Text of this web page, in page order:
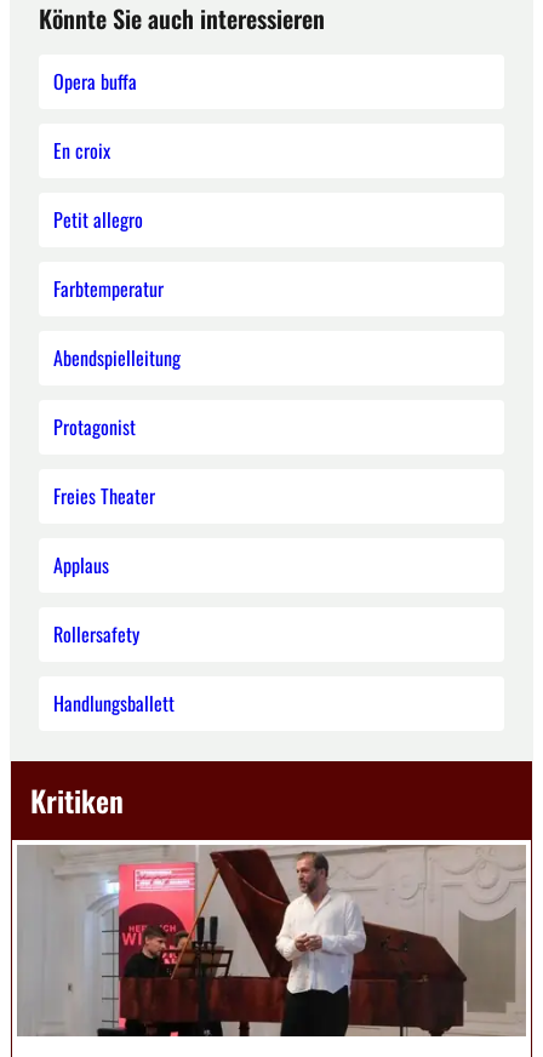
Könnte Sie auch interessieren
Opera buffa
En croix
Petit allegro
Farbtemperatur
Abendspielleitung
Protagonist
Freies Theater
Applaus
Rollersafety
Handlungsballett
Kritiken